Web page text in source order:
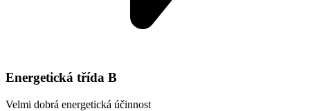
Energetická třída B
Velmi dobrá energetická účinnost